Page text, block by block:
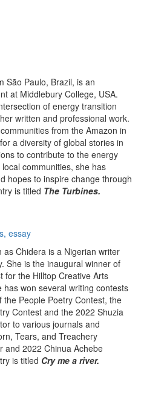
São Paulo, Brazil, is an
at Middlebury College, USA.
of energy transition
written and professional work.
from the Amazon in
a diversity of global stories in
to contribute to the energy
communities, she has
hopes to inspire change through
is titled The Turbines.
essay
as Chidera is a Nigerian writer
She is the inaugural winner of
for the Hilltop Creative Arts
won several writing contests
People Poetry Contest, the
Contest and the 2022 Shuzia
to various journals and
Tears, and Treachery
and 2022 Chinua Achebe
is titled Cry me a river.